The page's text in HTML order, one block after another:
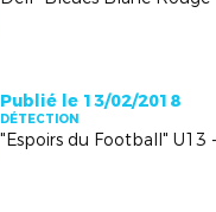
Publié le 13/02/2018
DÉTECTION